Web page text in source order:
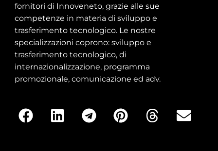
fornitori di Innoveneto, grazie alle sue
competenze in materia di sviluppo e
trasferimento tecnologico. Le nostre
specializzazioni coprono: sviluppo e
trasferimento tecnologico, di
internazionalizzazione, programma
promozionale, comunicazione ed adv.